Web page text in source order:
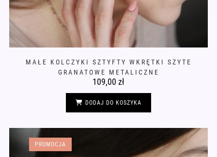
MAŁE KOLCZYKI SZTYFTY WKRĘTKI SZYTE
GRANATOWE METALICZNE
109,00 zł
DODAJ DO KOSZYKA
PROMOCJA